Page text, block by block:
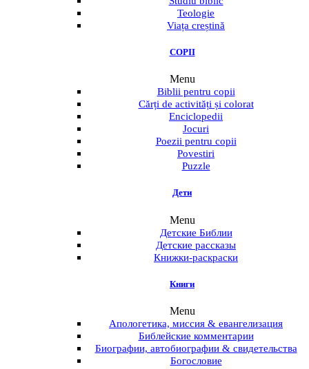
Teologie
Viața creștină
COPII
Menu
Biblii pentru copii
Cărți de activități și colorat
Enciclopedii
Jocuri
Poezii pentru copii
Povestiri
Puzzle
Дети
Menu
Детские Библии
Детские рассказы
Книжки-раскраски
Книги
Menu
Апологетика, миссия & евангелизация
Библейские комментарии
Биографии, автобиографии & свидетельства
Богословие